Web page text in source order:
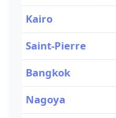
Kairo
Saint-Pierre
Bangkok
Nagoya